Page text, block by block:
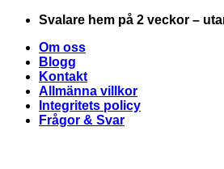
Skip
content
Svalare hem på 2 veckor –
Om oss
Blogg
Kontakt
Allmänna villkor
Integritets policy
Frågor & Svar